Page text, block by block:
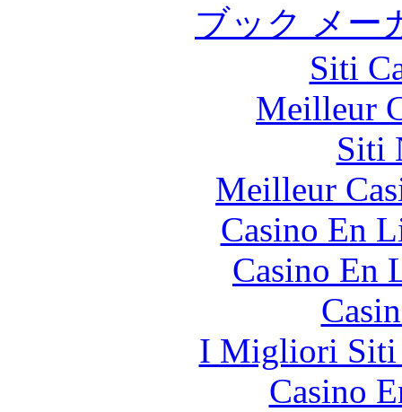
ブック メー
Siti
Meilleur
Siti
Meilleur
Casino En
Casino En
I Migliori Siti
Casino